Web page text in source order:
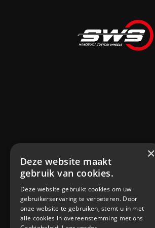
×
Deze website maakt
gebruik van cookies.
Deze website gebruikt cookies om uw
gebruikerservaring te verbeteren. Door
onze website te gebruiken, stemt u in met
alle cookies in overeenstemming met ons